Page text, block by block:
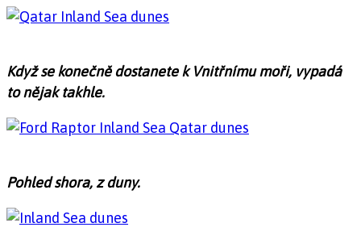
Když se konečně dostanete k Vnitřnímu moři, vypadá
to nějak takhle.
Pohled shora, z duny.